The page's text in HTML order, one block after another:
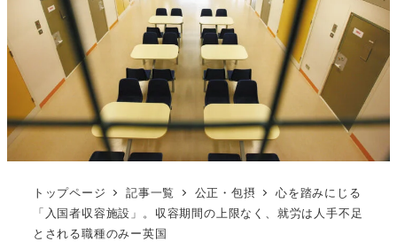
トップページ 記事一覧 公正・包摂
心を踏みにじる
「入国者収容施設」。収容期間の上限なく、就労は人手不足
とされる職種のみー英国